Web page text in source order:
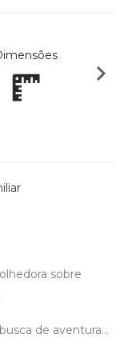
sobre
de aventura…